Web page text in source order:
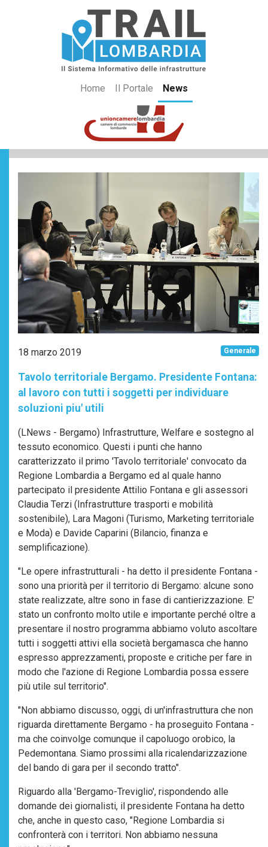
Home Il Portale News
18 marzo 2019 Generale
Tavolo territoriale Bergamo. Presidente Fontana:
al lavoro con tutti i soggetti per individuare
soluzioni piu' utili
(LNews - Bergamo) Infrastrutture, Welfare e sostegno al
tessuto economico. Questi i punti che hanno
caratterizzato il primo 'Tavolo territoriale' convocato da
Regione Lombardia a Bergamo ed al quale hanno
partecipato il presidente Attilio Fontana e gli assessori
Claudia Terzi (Infrastrutture trasporti e mobilità
sostenibile), Lara Magoni (Turismo, Marketing territoriale
e Moda) e Davide Caparini (Bilancio, finanza e
semplificazione).
"Le opere infrastrutturali - ha detto il presidente Fontana -
sono una priorità per il territorio di Bergamo: alcune sono
state realizzate, altre sono in fase di cantierizzazione. E'
stato un confronto molto utile e importante perché oltre a
presentare il nostro programma abbiamo voluto ascoltare
tutti i soggetti attivi ella società bergamasca che hanno
espresso apprezzamenti, proposte e critiche per fare in
modo che l'azione di Regione Lombardia possa essere
più utile sul territorio".
"Non abbiamo discusso, oggi, di un'infrastruttura che non
riguarda direttamente Bergamo - ha proseguito Fontana -
ma che coinvolge comunque il capoluogo orobico, la
Pedemontana. Siamo prossimi alla ricalendarizzazione
del bando di gara per il secondo tratto".
Riguardo alla 'Bergamo-Treviglio', rispondendo alle
domande dei giornalisti, il presidente Fontana ha detto
che, anche in questo caso, "Regione Lombardia si
confronterà con i territori. Non abbiamo nessuna